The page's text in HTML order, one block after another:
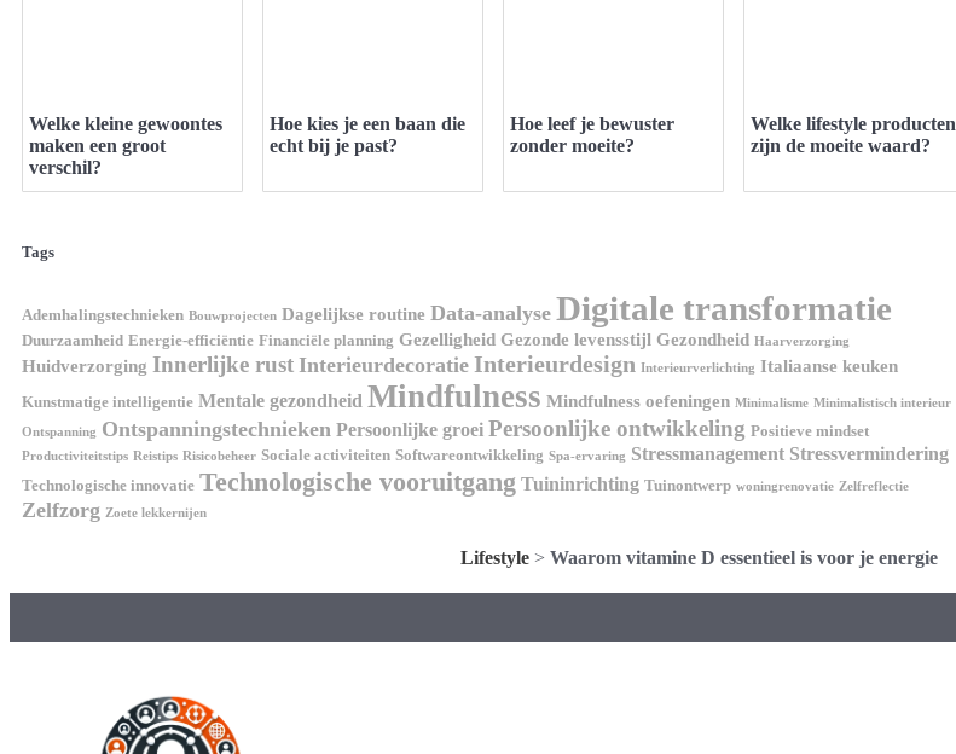
Welke kleine gewoontes
maken een groot
verschil?
Hoe kies je een baan die
echt bij je past?
Hoe leef je bewuster
zonder moeite?
Welke lifestyle producten
zijn de moeite waard?
Tags
Ademhalingstechnieken Bouwprojecten Dagelijkse routine Data-analyse Digitale transformatie
Duurzaamheid Energie-efficiëntie Financiële planning Gezelligheid Gezonde levensstijl Gezondheid Haarverzorging
Huidverzorging Innerlijke rust Interieurdecoratie Interieurdesign Interieurverlichting Italiaanse keuken
Kunstmatige intelligentie Mentale gezondheid Mindfulness Mindfulness oefeningen Minimalisme Minimalistisch interieur
Ontspanning Ontspanningstechnieken Persoonlijke groei Persoonlijke ontwikkeling Positieve mindset
Productiviteitstips Reistips Risicobeheer Sociale activiteiten Softwareontwikkeling Spa-ervaring Stressmanagement Stressvermindering
Technologische innovatie Technologische vooruitgang Tuininrichting Tuinontwerp woningrenovatie Zelfreflectie
Zelfzorg Zoete lekkernijen
Lifestyle> Waarom vitamine D essentieel is voor je energie